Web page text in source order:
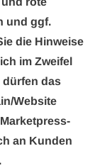
und ggf.
die Hinweise
im Zweifel
dürfen das
Website
an Kunden